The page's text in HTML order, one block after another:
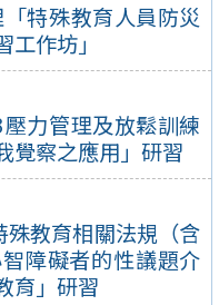
特殊教育人員防災
作坊」
力管理及放鬆訓練
覺察之應用」研習
殊教育相關法規（含
障礙者的性議題介
育」研習